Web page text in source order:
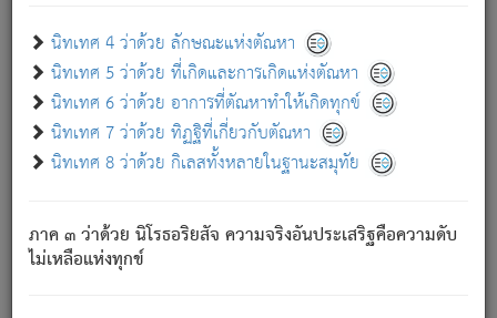
นิทเทศ 4 ว่าด้วย ลักษณะแห่งตัณหา
นิทเทศ 5 ว่าด้วย ที่เกิดและการเกิดแห่งตัณหา
นิทเทศ 6 ว่าด้วย อาการที่ตัณหาทำให้เกิดทุกข์
นิทเทศ 7 ว่าด้วย ทิฏฐิที่เกี่ยวกับตัณหา
นิทเทศ 8 ว่าด้วย กิเลสทั้งหลายในฐานะสมุทัย
ภาค ๓ ว่าด้วย นิโรธอริยสัจ ความจริงอันประเสริฐคือความดับ
ไม่เหลือแห่งทุกข์
อย่างนี้อยู่; เขาย่อมละภวตัณหาได้ และไม่เพลิดเพลินวิภวตัณหา
ด้วย.
ความดับเพราะความสำรอกไม่เหลือ (แห่งภพทั้งหลาย)
เพราะความสิ้นไปแห่งตัณหาโดยประการทั้งปวง นั้นคือ
นิพพาน.
ภพใหม่ย่อมไม่มีแก่ภิกษุนั้น ผู้ดับเย็นสนิทแล้ว เพราะไม่มี
ภิกษุนั้น เป็นผู้ครอบงำมารได้แล้ว ชนะสงครามแล้ว ก้าวล่วง
ภพทั้งหลายทั้งปวงได้แล้ว เป็นผู้คงที่ (คือไม่เปลี่ยนแปลงอีกต่อ